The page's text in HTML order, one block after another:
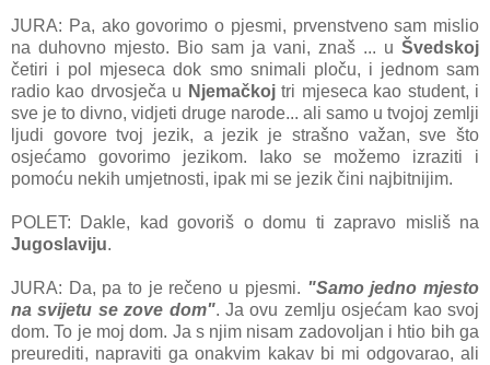
JURA: Pa, ako govorimo o pjesmi, prvenstveno sam mislio
na duhovno mjesto. Bio sam ja vani, znaš ... u Švedskoj
četiri i pol mjeseca dok smo snimali ploču, i jednom sam
radio kao drvosječa u Njemačkojtri mjeseca kao student, i
sve je to divno, vidjeti druge narode... ali samo u tvojoj zemlji
ljudi govore tvoj jezik, a jezik je strašno važan, sve što
osjećamo govorimo jezikom. Iako se možemo izraziti i
pomoću nekih umjetnosti, ipak mi se jezik čini najbitnijim.
POLET: Dakle, kad govoriš o domu ti zapravo misliš na
Jugoslaviju.
JURA: Da, pa to je rečeno u pjesmi. "Samo jedno mjesto
na svijetu se zove dom". Ja ovu zemlju osjećam kao svoj
dom. To je moj dom. Ja s njim nisam zadovoljan i htio bih ga
preurediti, napraviti ga onakvim kakav bi mi odgovarao, ali